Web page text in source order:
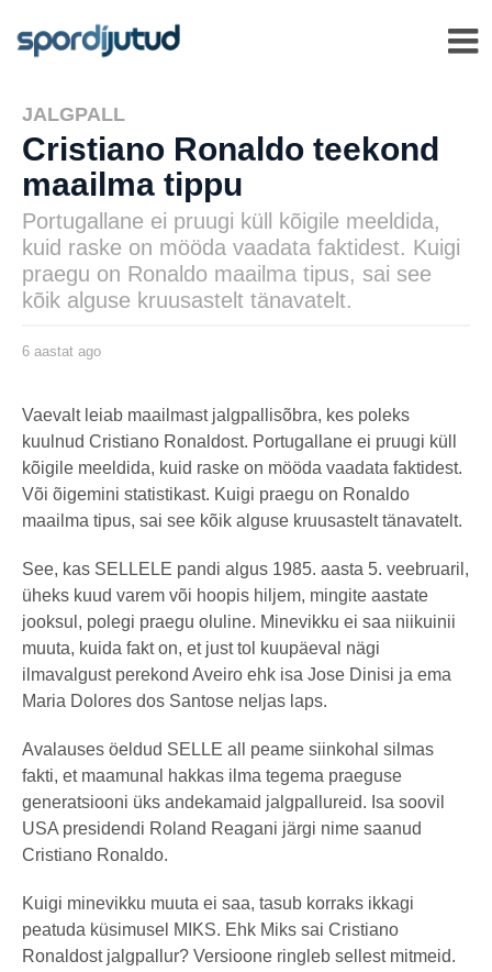
JALGPALL
Cristiano Ronaldo teekond
maailma tippu
Portugallane ei pruugi küll kõigile meeldida,
kuid raske on mööda vaadata faktidest. Kuigi
praegu on Ronaldo maailma tipus, sai see
kõik alguse kruusastelt tänavatelt.
msavi
6 aastat ago
t
t
g
o
Vaevalt leiab maailmast jalgpallisõbra, kes poleks
kuulnud Cristiano Ronaldost. Portugallane ei pruugi küll
kõigile meeldida, kuid raske on mööda vaadata faktidest.
Või õigemini statistikast. Kuigi praegu on Ronaldo
maailma tipus, sai see kõik alguse kruusastelt tänavatelt.
See, kas SELLELE pandi algus 1985. aasta 5. veebruaril,
üheks kuud varem või hoopis hiljem, mingite aastate
jooksul, polegi praegu oluline. Minevikku ei saa niikuinii
muuta, kuida fakt on, et just tol kuupäeval nägi
ilmavalgust perekond Aveiro ehk isa Jose Dinisi ja ema
Maria Dolores dos Santose neljas laps.
Avalauses öeldud SELLE all peame siinkohal silmas
fakti, et maamunal hakkas ilma tegema praeguse
generatsiooni üks andekamaid jalgpallureid. Isa soovil
USA presidendi Roland Reagani järgi nime saanud
Cristiano Ronaldo.
Kuigi minevikku muuta ei saa, tasub korraks ikkagi
peatuda küsimusel MIKS. Ehk Miks sai Cristiano
Ronaldost jalgpallur? Versioone ringleb sellest mitmeid.